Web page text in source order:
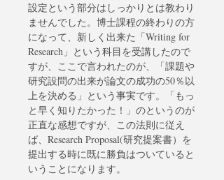
設定という部分はしっかりとは教わり
ませんでした。博士課程の終わりの方
になって、新しく出来た「Writing for
Research」という科目を受講したので
すが、ここで言われたのが、「課題や
研究設問の出来が論文の成功の50％以
上を決める」という事実です。「もっ
と早く知りたかった！」のというのが
正直な感想ですが、この法則に従え
ば、Research Proposal(研究提案書）を
提出する時に既に勝負はついていると
いうことになります。